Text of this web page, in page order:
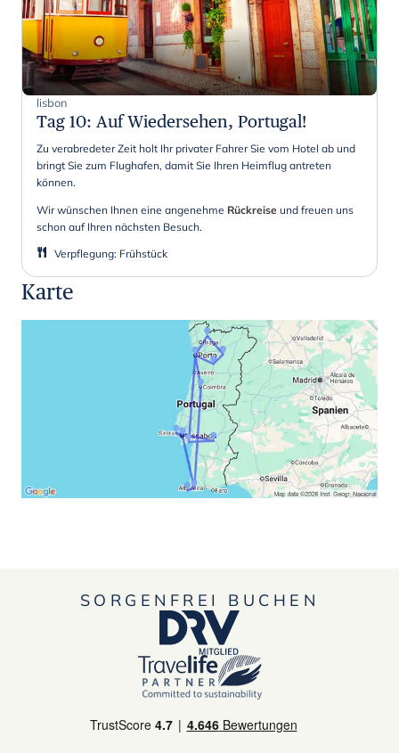
lisbon
Tag 10: Auf Wiedersehen, Portugal!
Zu verabredeter Zeit holt Ihr privater Fahrer Sie vom Hotel ab und
bringt Sie zum Flughafen, damit Sie Ihren Heimflug antreten
können.
Wir wünschen Ihnen eine angenehme Rückreise und freuen uns
schon auf Ihren nächsten Besuch.
Verpflegung: Frühstück
Karte
SORGENFREI BUCHEN